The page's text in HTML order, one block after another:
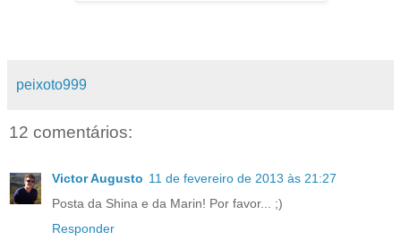
peixoto999
12 comentários:
Victor Augusto 11 de fevereiro de 2013 às 21:27
Posta da Shina e da Marin! Por favor... ;)
Responder